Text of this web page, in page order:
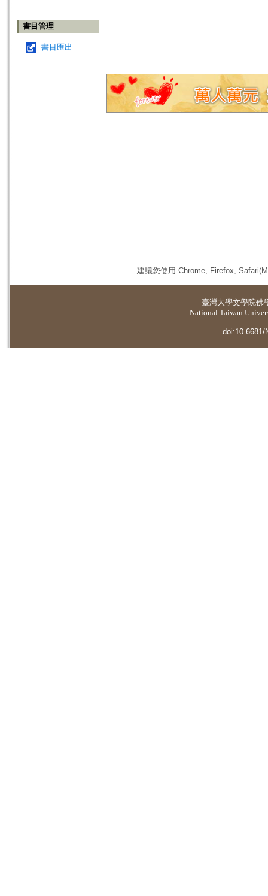
書目管理
書目匯出
建議您使用 Chrome, Firefox,
臺灣大學文學院佛
National Taiwan
doi:10.6681/